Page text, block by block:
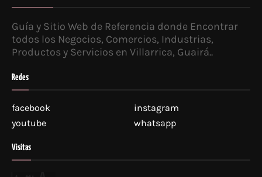
Guía y Sitio Web de Referencia donde Encontrar
todos los Negocios, Comercios, Industrias,
Productos y Servicios en Villarrica, Guairá..
Redes
facebook
instagram
youtube
whatsapp
Visitas